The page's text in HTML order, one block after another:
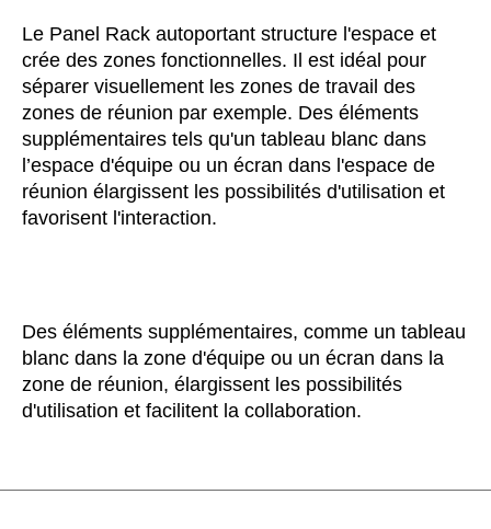
Japon
Jordanie (JO)
Kazakhstan(KZ)
Kenya(KE)
Koweït (KW)
Lettonie(LV)
Malaisie(MY)
Maroc (MA)
Mauritanie (MR)
Nouvelle-Zélande(NZ)
Le Panel Rack autoportant structure l'espace et
crée des zones fonctionnelles. Il est idéal pour
séparer visuellement les zones de travail des
zones de réunion par exemple. Des éléments
supplémentaires tels qu'un tableau blanc dans
l’espace d'équipe ou un écran dans l'espace de
réunion élargissent les possibilités d'utilisation et
favorisent l'interaction.
Des éléments supplémentaires, comme un tableau
blanc dans la zone d'équipe ou un écran dans la
zone de réunion, élargissent les possibilités
d'utilisation et facilitent la collaboration.